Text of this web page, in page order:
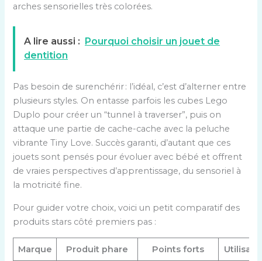
arches sensorielles très colorées.
A lire aussi :
Pourquoi choisir un jouet de
dentition
Pas besoin de surenchérir : l’idéal, c’est d’alterner entre
plusieurs styles. On entasse parfois les cubes Lego
Duplo pour créer un “tunnel à traverser”, puis on
attaque une partie de cache-cache avec la peluche
vibrante Tiny Love. Succès garanti, d’autant que ces
jouets sont pensés pour évoluer avec bébé et offrent
de vraies perspectives d’apprentissage, du sensoriel à
la motricité fine.
Pour guider votre choix, voici un petit comparatif des
produits stars côté premiers pas :
Marque Produit phare Points forts